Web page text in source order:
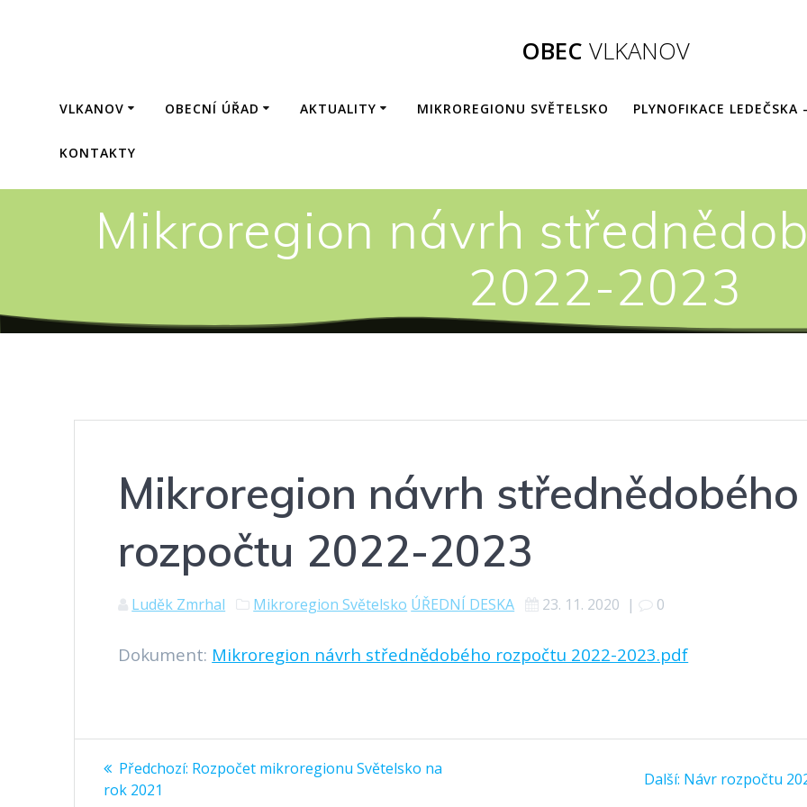
OBEC VLKANOV
VLKANOV OBECNÍ ÚŘAD AKTUALITY MIKROREGIONU SVĚTELSKO PLYNOFIKACE LEDEČSKA
KONTAKTY
Mikroregion návrh
2022-2023
Mikroregion návrh střednědobého
rozpočtu 2022-2023
Luděk Zmrhal Mikroregion Světelsko ÚŘEDNÍ DESKA 23. 11. 2020 | 0
Dokument: Mikroregion návrh střednědobého rozpočtu 2022-2023.pdf
Navigace
Předchozí: Předchozí
Rozpočet mikroregionu Světelsko na
rok 2021
Další: Další
Návr rozpočtu